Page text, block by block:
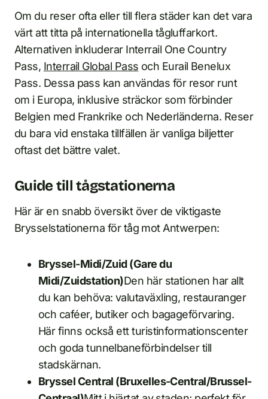
Om du reser ofta eller till flera städer kan det vara
värt att titta på internationella tågluffarkort.
Alternativen inkluderar Interrail One Country
Pass, Interrail Global Pass och Eurail Benelux
Pass. Dessa pass kan användas för resor runt
om i Europa, inklusive sträckor som förbinder
Belgien med Frankrike och Nederländerna. Reser
du bara vid enstaka tillfällen är vanliga biljetter
oftast det bättre valet.
Guide till tågstationerna
Här är en snabb översikt över de viktigaste
Brysselstationerna för tåg mot Antwerpen:
Bryssel-Midi/Zuid (Gare du
Midi/Zuidstation)Den här stationen har allt
du kan behöva: valutaväxling, restauranger
och caféer, butiker och bagageförvaring.
Här finns också ett turistinformationscenter
och goda tunnelbaneförbindelser till
stadskärnan.
Bryssel Central (Bruxelles-Central/Brussel-